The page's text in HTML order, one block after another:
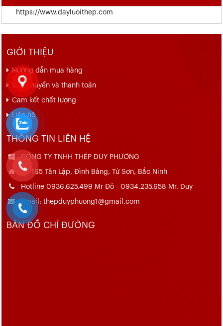
https://www.dayluoithep.com
GIỚI THIỆU
Hướng dẫn mua hàng
Vận chuyển và thanh toán
Cam kết chất lượng
Liên hệ
THÔNG TIN LIÊN HỆ
CÔNG TY TNHH THÉP DUY PHƯƠNG
Số 165 Tân Lập, Đình Bảng, Từ Sơn, Bắc Ninh
Hotline 0936.625.499 Mr Đô - 0934.235.658 Mr. Duy
Email: thepduyphuong1@gmail.com
BẢN ĐỒ CHỈ ĐƯỜNG